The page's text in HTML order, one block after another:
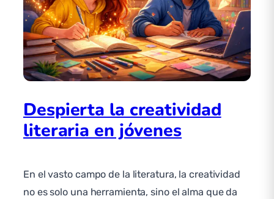
Despierta la creatividad
literaria en jóvenes
En el vasto campo de la literatura, la creatividad
no es solo una herramienta, sino el alma que da